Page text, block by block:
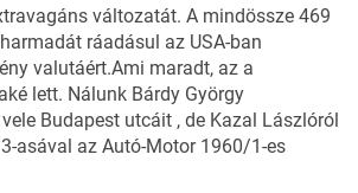
változatát. A mindössze 469
ráadásul az USA-ban
valutáért.Ami maradt, az a
lett. Nálunk Bárdy György
Budapest utcáit , de Kazal Lászlóról
asával az Autó-Motor 1960/1-es